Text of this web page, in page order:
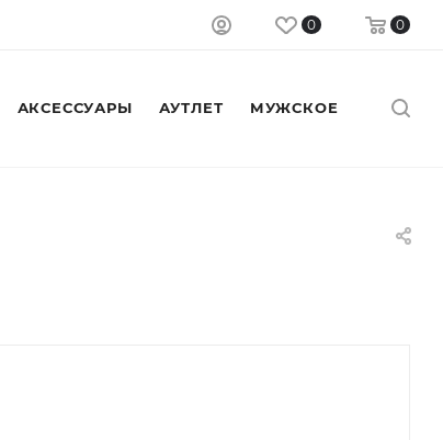
0 0
АКСЕССУАРЫ АУТЛЕТ МУЖСКОЕ